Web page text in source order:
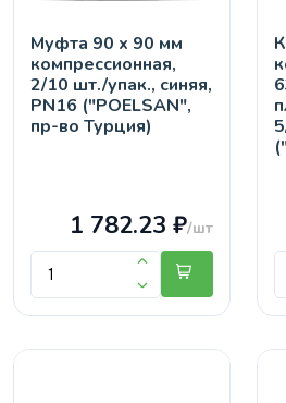
Муфта 90 х 90 мм
компрессионная,
2/10 шт./упак., синяя,
PN16 ("POELSAN",
пр-во Турция)
1 782.23 ₽/шт